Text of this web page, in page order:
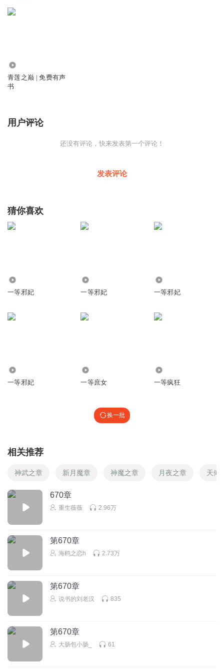
青莲之巅 | 免费有声
书
用户评论
还没有评论，快来发表第一个评论！
发表评论
猜你喜欢
一等邪妃 一等邪妃 一等邪妃
一等邪妃 一等庶女 一等疯狂
换一批
相关推荐
神武之章 新月魔章 神魔之章 月夜之章 天倾
670章
重生薇薇 2.96万
第670章
海鸥之恋h 2.73万
第670章
说书的刘老汉 835
第670章
大肠包小肠_ 61